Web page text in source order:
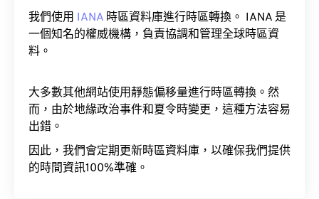
我們使用 IANA 時區資料庫進行時區轉換。 IANA 是
一個知名的權威機構，負責協調和管理全球時區資
料。
大多數其他網站使用靜態偏移量進行時區轉換。然
而，由於地緣政治事件和夏令時變更，這種方法容易
出錯。
因此，我們會定期更新時區資料庫，以確保我們提供
的時間資訊100%準確。